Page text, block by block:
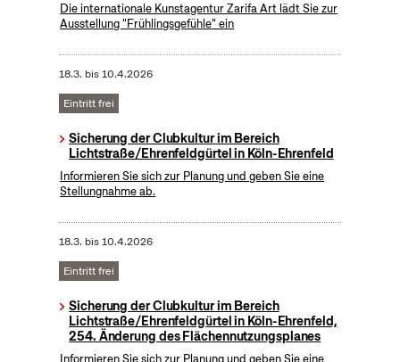
Die internationale Kunstagentur Zarifa Art lädt Sie zur
Ausstellung "Frühlingsgefühle" ein
18.3. bis10.4.2026
Eintritt frei
Sicherung der Clubkultur im Bereich
Lichtstraße/Ehrenfeldgürtel in Köln-Ehrenfeld
Informieren Sie sich zur Planung und geben Sie eine
Stellungnahme ab.
18.3. bis10.4.2026
Eintritt frei
Sicherung der Clubkultur im Bereich
Lichtstraße/Ehrenfeldgürtel in Köln-Ehrenfeld,
254. Änderung des Flächennutzungsplanes